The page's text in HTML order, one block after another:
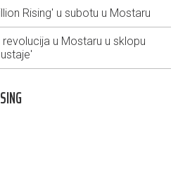
Rising' u subotu u Mostaru
revolucija u Mostaru u sklopu